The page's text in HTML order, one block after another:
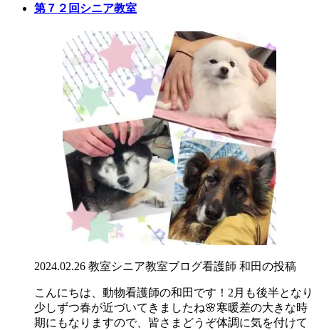
第７２回シニア教室
2024.02.26 教室シニア教室ブログ看護師 和田の投稿
こんにちは、動物看護師の和田です！2月も後半となり
少しずつ春が近づいてきましたね🌸寒暖差の大きな時
期にもなりますので、皆さまどうぞ体調に気を付けて